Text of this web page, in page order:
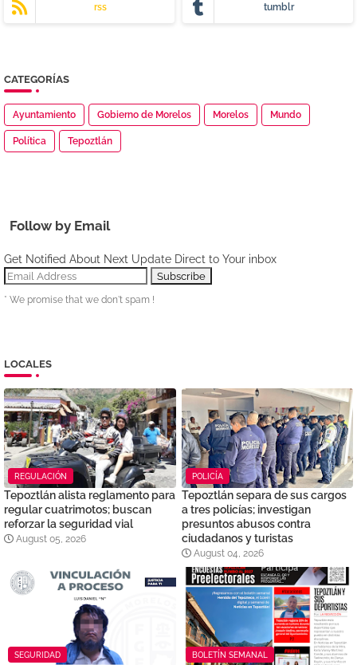
rss tumblr
CATEGORÍAS
Ayuntamiento Gobierno de Morelos Morelos Mundo
Política Tepoztlán
Follow by Email
Get Notified About Next Update Direct to Your inbox
* We promise that we don't spam !
LOCALES
REGULACIÓN
Tepoztlán alista reglamento para
regular cuatrimotos; buscan
reforzar la seguridad vial
August 05, 2026
POLICÍA
Tepoztlán separa de sus cargos
a tres policías; investigan
presuntos abusos contra
ciudadanos y turistas
August 04, 2026
SEGURIDAD BOLETÍN SEMANAL